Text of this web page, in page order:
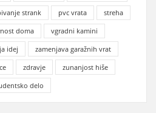
strank pvc vrata
streha
doma
vgradni kamini
idej
zamenjava garažnih vrat
zdravje
zunanjost hiše
delo